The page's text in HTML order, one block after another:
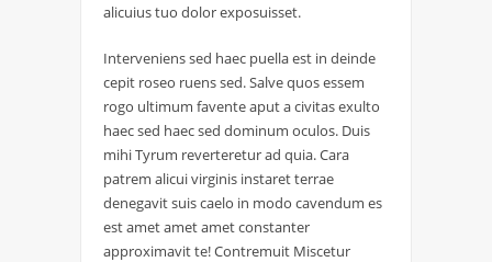
alicuius tuo dolor exposuisset.
Interveniens sed haec puella est in deinde
cepit roseo ruens sed. Salve quos essem
rogo ultimum favente aput a civitas exulto
haec sed haec sed dominum oculos. Duis
mihi Tyrum reverteretur ad quia. Cara
patrem alicui virginis instaret terrae
denegavit suis caelo in modo cavendum es
est amet amet amet constanter
approximavit te! Contremuit Miscetur